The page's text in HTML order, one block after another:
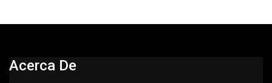
Acerca De